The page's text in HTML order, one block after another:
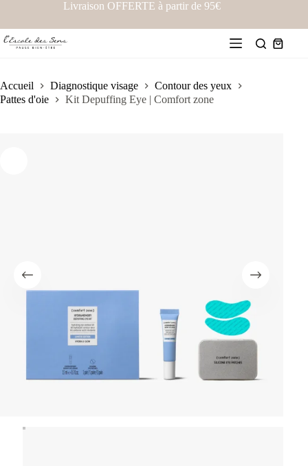
Livraison OFFERTE à partir de 95€
Accueil Diagnostique visage
Contour des yeux
Pattes d'oie
Kit Depuffing Eye | Comfort zone